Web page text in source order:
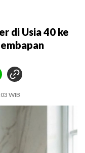
di Usia 40 ke
WIB